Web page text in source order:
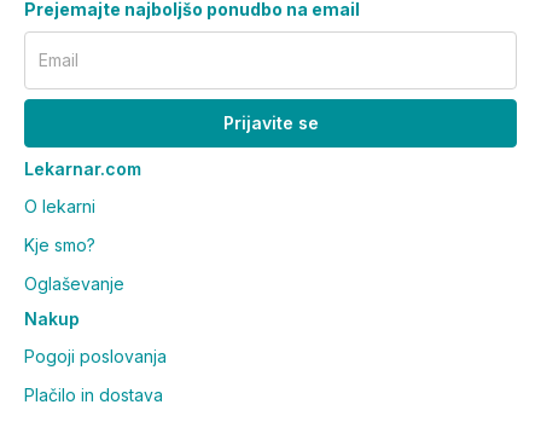
Prejemajte najboljšo ponudbo na email
Email
Prijavite se
Lekarnar.com
O lekarni
Kje smo?
Oglaševanje
Nakup
Pogoji poslovanja
Plačilo in dostava